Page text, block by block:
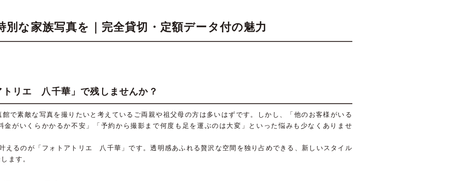
別な家族写真を｜完全貸切・定額データ付の魅力
トリエ 八千華」で残しませんか？
で素敵な写真を撮りたいと考えているご両親や祖父母の方は多いはずです。しかし、「他のお客様がいる
金がいくらかかるか不安」「予約から撮影まで何度も足を運ぶのは大変」といった悩みも少なくありませ
えるのが「フォトアトリエ 八千華」です。透明感あふれる贅沢な空間を独り占めできる、新しいスタイル
ます。